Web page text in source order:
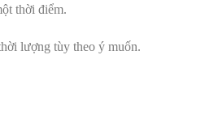
thời điểm.
lượng tùy theo ý muốn.